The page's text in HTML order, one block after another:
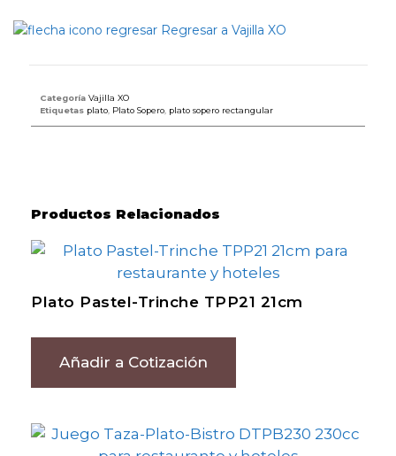
Regresar a Vajilla XO
Categoría Vajilla XO
Etiquetas plato Plato Sopero plato sopero rectangular
Productos Relacionados
Plato Pastel-Trinche TPP21 21cm
Añadir a Cotización